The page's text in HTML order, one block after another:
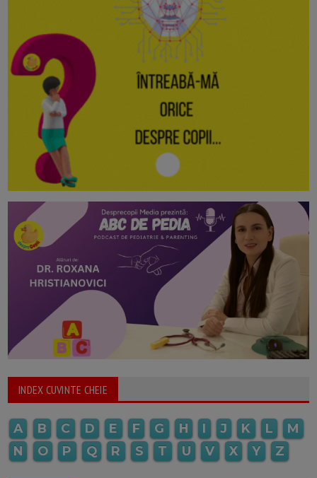
INDEX CUVINTE CHEIE
A B C D E F G H I J K L
M
N
O P Q R S T U V X Y Z